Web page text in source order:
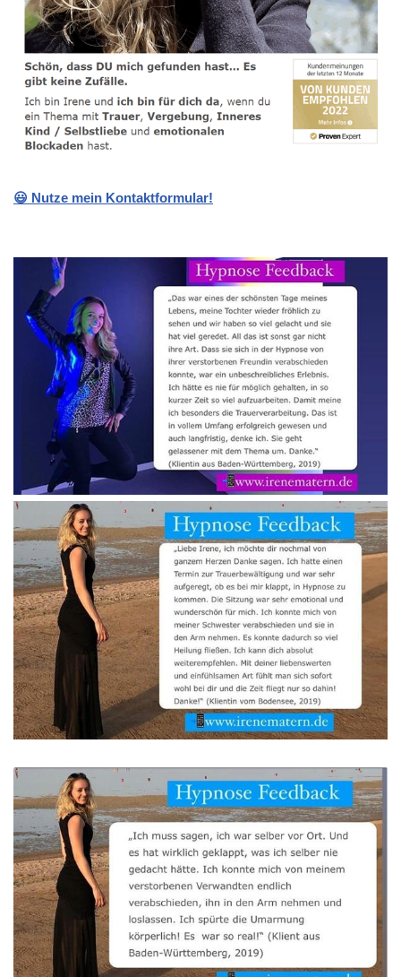
😃 Nutze mein Kontaktformular!